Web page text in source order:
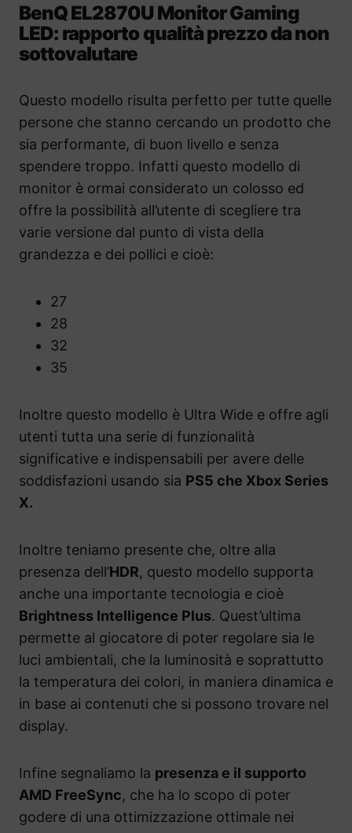
BenQ EL2870U Monitor Gaming
LED: rapporto qualità prezzo da non
sottovalutare
Questo modello risulta perfetto per tutte quelle
persone che stanno cercando un prodotto che
sia performante, di buon livello e senza
spendere troppo. Infatti questo modello di
monitor è ormai considerato un colosso ed
offre la possibilità all’utente di scegliere tra
varie versione dal punto di vista della
grandezza e dei pollici e cioè:
27
28
32
35
Inoltre questo modello è Ultra Wide e offre agli
utenti tutta una serie di funzionalità
significative e indispensabili per avere delle
soddisfazioni usando sia PS5 che Xbox Series
X.
Inoltre teniamo presente che, oltre alla
presenza dell’HDR, questo modello supporta
anche una importante tecnologia e cioè
Brightness Intelligence Plus. Quest’ultima
permette al giocatore di poter regolare sia le
luci ambientali, che la luminosità e soprattutto
la temperatura dei colori, in maniera dinamica e
in base ai contenuti che si possono trovare nel
display.
Infine segnaliamo la presenza e il supporto
AMD FreeSync, che ha lo scopo di poter
godere di una ottimizzazione ottimale nei